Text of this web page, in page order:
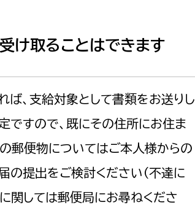
け取ることはできます
、支給対象として書類をお送りし
ですので、既にその住所にお住ま
郵便物についてはご本人様からの
の提出をご検討ください（不達に
関しては郵便局にお尋ねくださ